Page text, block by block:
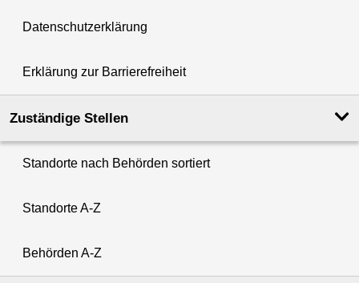
Datenschutzerklärung
Erklärung zur Barrierefreiheit
Zuständige Stellen
Standorte nach Behörden sortiert
Standorte A-Z
Behörden A-Z